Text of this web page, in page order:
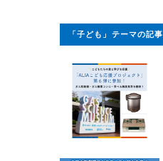
「子ども」テーマの記事